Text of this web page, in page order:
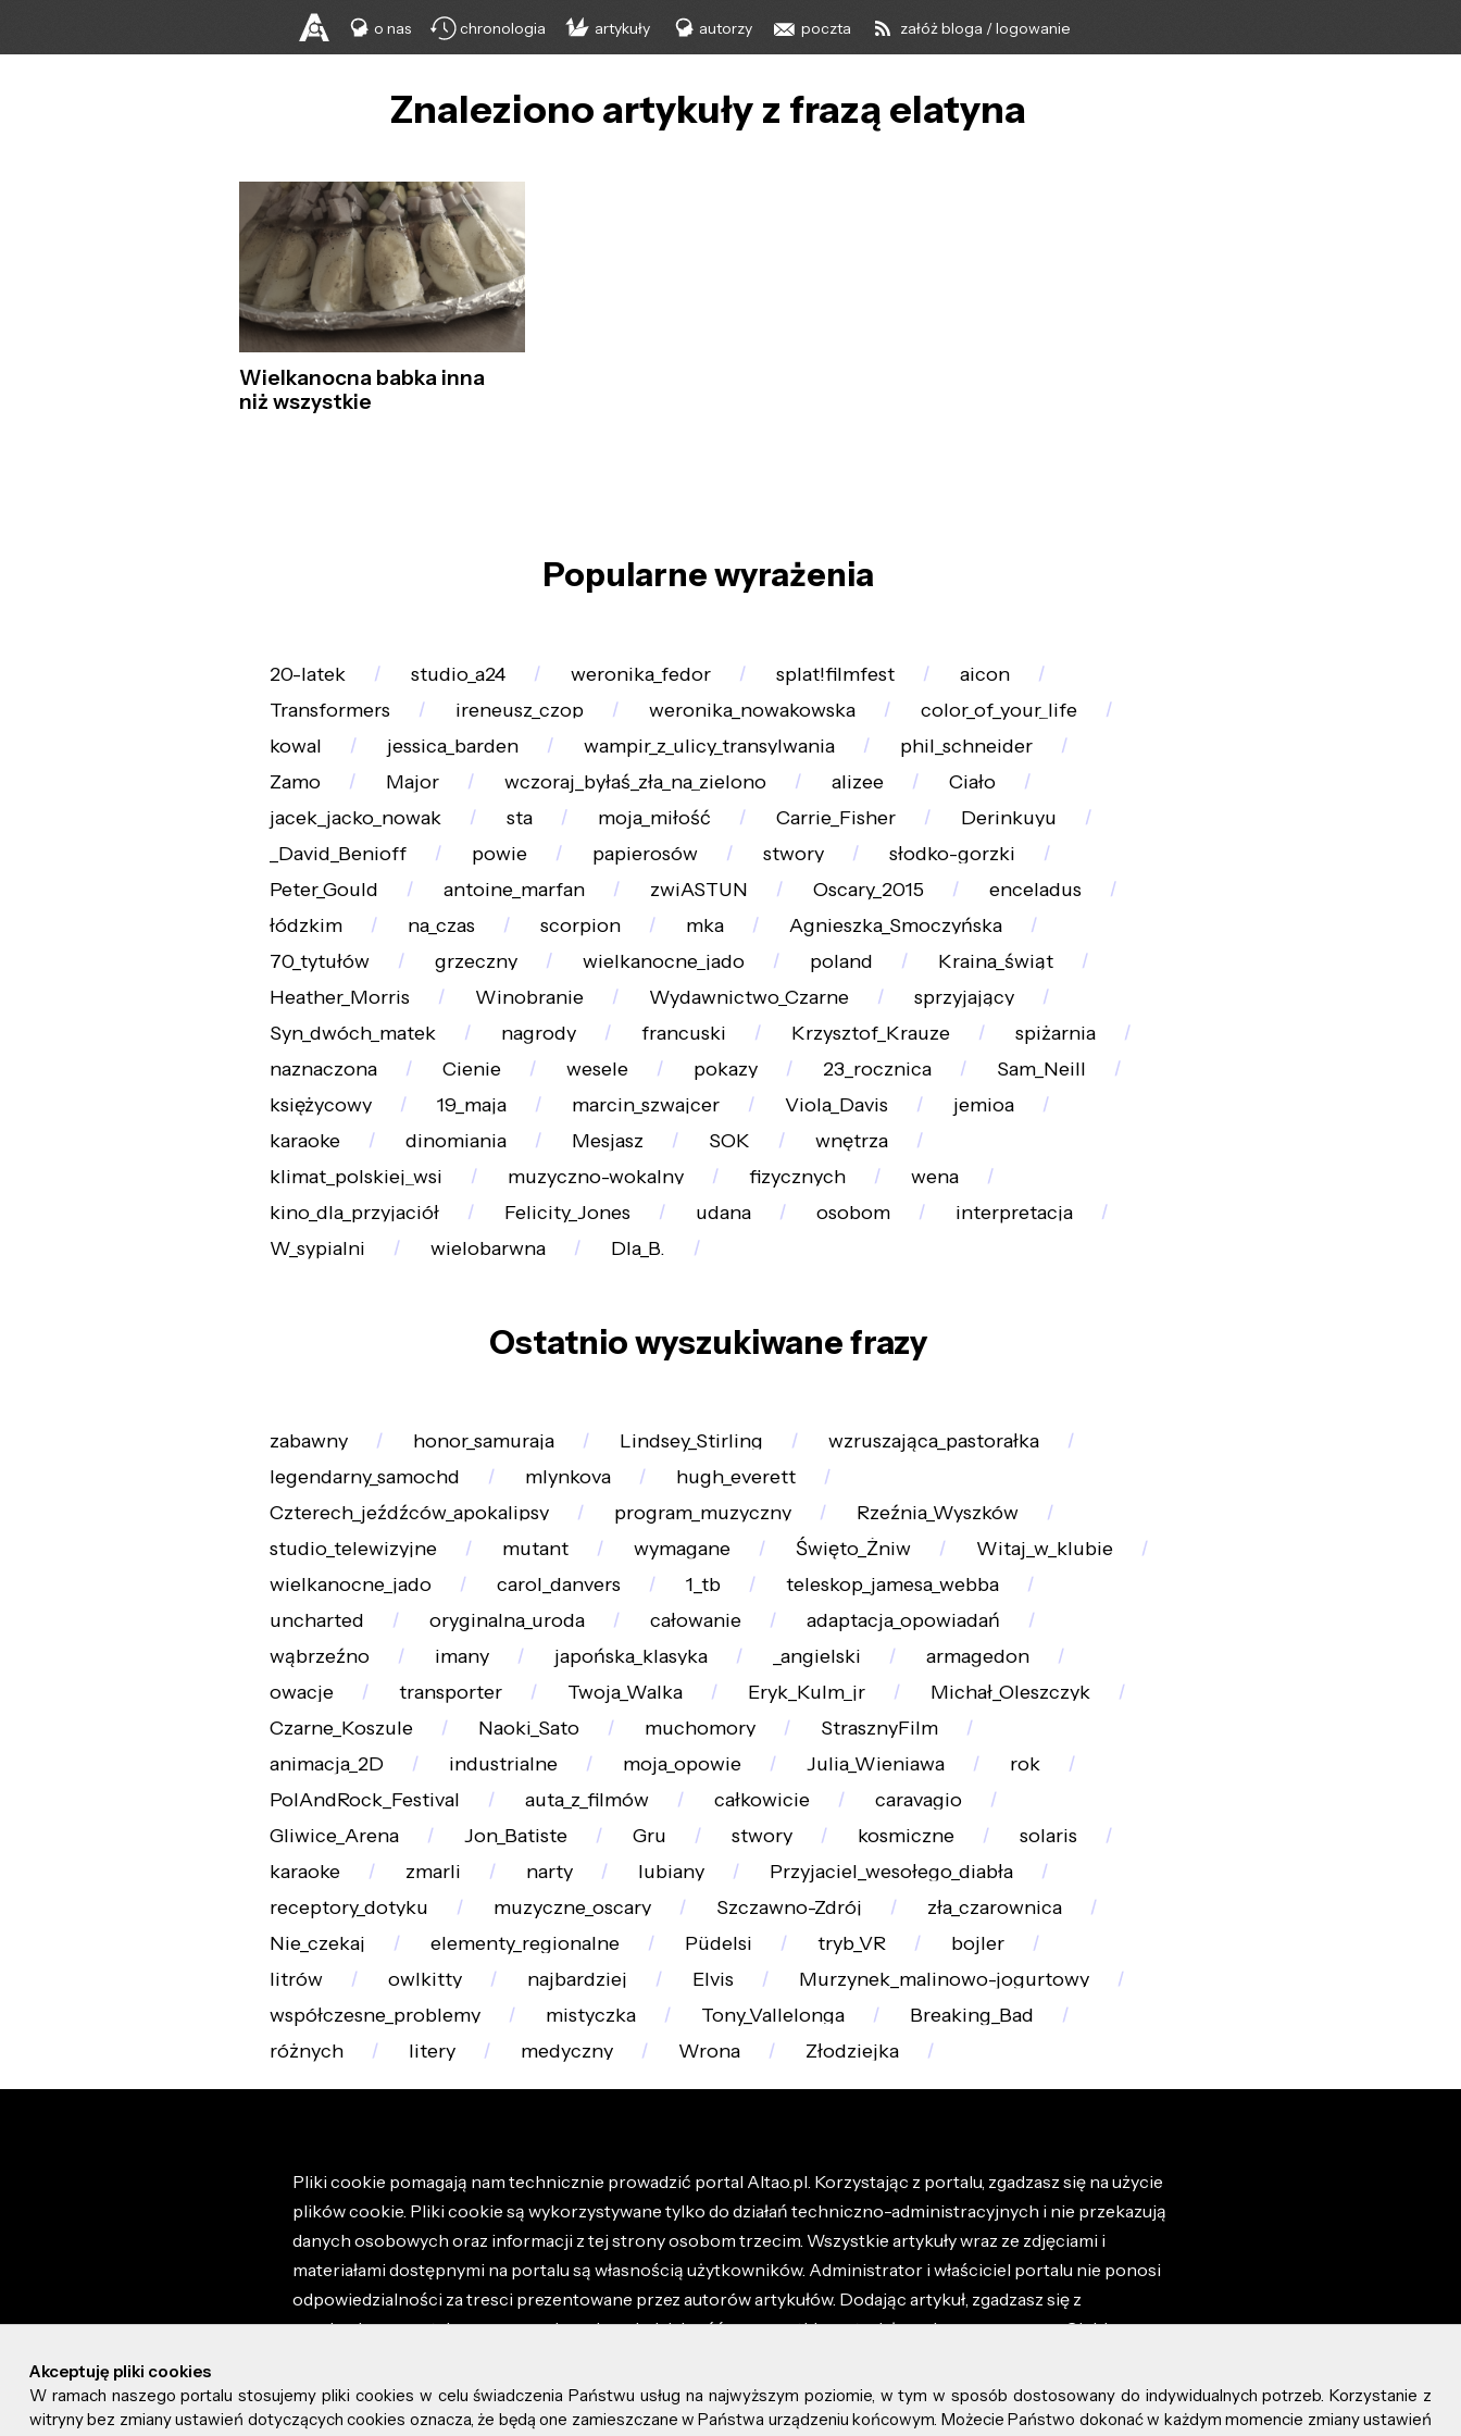
o nas chronologia artykuły autorzy poczta załóż bloga / logowanie
Znaleziono artykuły z frazą elatyna
Wielkanocna babka inna
niż wszystkie
Popularne wyrażenia
20-latek studio_a24 weronika_fedor splat!filmfest
aicon
Transformers
ireneusz_czop weronika_nowakowska
color_of_your_life
kowal
jessica_barden wampir_z_ulicy_transylwania
phil_schneider
Zamo
Major wczoraj_byłaś_zła_na_zielono alizee
Ciało
jacek_jacko_nowak
sta moja_miłość Carrie_Fisher
Derinkuyu
_David_Benioff
powie papierosów stwory
słodko-gorzki
Peter_Gould
antoine_marfan zwiASTUN Oscary_2015
enceladus
łódzkim
na_czas scorpion mka
Agnieszka_Smoczyńska
70_tytułów
grzeczny wielkanocne_jado poland
Kraina_świąt
Heather_Morris
Winobranie Wydawnictwo_Czarne
sprzyjający
Syn_dwóch_matek
nagrody francuski Krzysztof_Krauze
spiżarnia
naznaczona
Cienie wesele pokazy 23_rocznica
Sam_Neill
księżycowy
19_maja marcin_szwajcer Viola_Davis
jemioa
karaoke
dinomiania Mesjasz SOK
wnętrza
klimat_polskiej_wsi
muzyczno-wokalny fizycznych
wena
kino_dla_przyjaciół
Felicity_Jones udana osobom
interpretacja
W_sypialni
wielobarwna Dla_B.
Ostatnio wyszukiwane frazy
zabawny honor_samuraja Lindsey_Stirling
wzruszająca_pastorałka
legendarny_samochd
mlynkova
hugh_everett
Czterech_jeźdźców_apokalipsy
program_muzyczny
Rzeźnia_Wyszków
studio_telewizyjne
mutant wymagane Święto_Żniw
Witaj_w_klubie
wielkanocne_jado
carol_danvers 1_tb
teleskop_jamesa_webba
uncharted
oryginalna_uroda całowanie
adaptacja_opowiadań
wąbrzeźno
imany japońska_klasyka _angielski
armagedon
owacje
transporter Twoja_Walka Eryk_Kulm_jr
Michał_Oleszczyk
Czarne_Koszule
Naoki_Sato muchomory
StrasznyFilm
animacja_2D
industrialne moja_opowie Julia_Wieniawa
rok
PolAndRock_Festival
auta_z_filmów całkowicie
caravagio
Gliwice_Arena
Jon_Batiste Gru stwory kosmiczne
solaris
karaoke
zmarli narty lubiany
Przyjaciel_wesołego_diabła
receptory_dotyku
muzyczne_oscary Szczawno-Zdrój
zła_czarownica
Nie_czekaj
elementy_regionalne Püdelsi tryb_VR
bojler
litrów
owlkitty najbardziej Elvis
Murzynek_malinowo-jogurtowy
współczesne_problemy
mistyczka Tony_Vallelonga
Breaking_Bad
różnych
litery medyczny Wrona Złodziejka
Pliki cookie pomagają nam technicznie prowadzić portal Altao.pl. Korzystając z portalu, zgadzasz się na użycie
plików cookie. Pliki cookie są wykorzystywane tylko do działań techniczno-administracyjnych i nie przekazują
danych osobowych oraz informacji z tej strony osobom trzecim. Wszystkie artykuły wraz ze zdjęciami i
materiałami dostępnymi na portalu są własnością użytkowników. Administrator i właściciel portalu nie ponosi
odpowiedzialności za tresci prezentowane przez autorów artykułów. Dodając artykuł, zgadzasz się z
regulaminem portalu oraz ponosisz odpowiedzialność za wszystkie materiały umieszczone przez Ciebie na
© 2026 altao.pl. Wszystkie prawa zastrzeżone.
Akceptuję pliki cookies
W ramach naszego portalu stosujemy pliki cookies w celu świadczenia Państwu usług na najwyższym poziomie, w tym w sposób dostosowany do indywidualnych potrzeb. Korzystanie z
witryny bez zmiany ustawień dotyczących cookies oznacza, że będą one zamieszczane w Państwa urządzeniu końcowym. Możecie Państwo dokonać w każdym momencie zmiany ustawień